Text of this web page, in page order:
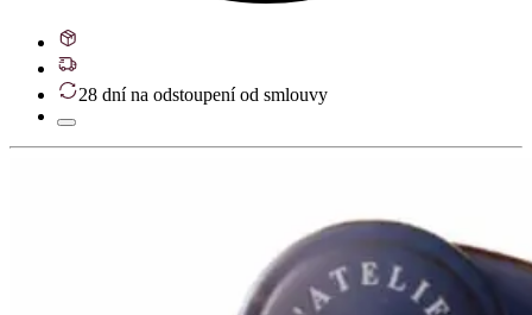
28 dní na odstoupení od smlouvy